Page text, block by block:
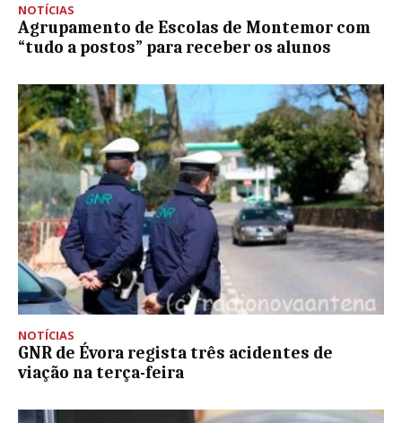
NOTÍCIAS
Agrupamento de Escolas de Montemor com
“tudo a postos” para receber os alunos
NOTÍCIAS
GNR de Évora regista três acidentes de
viação na terça-feira